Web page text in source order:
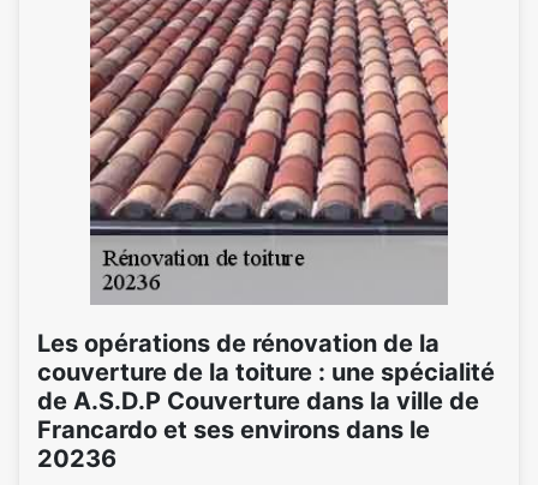
Les opérations de rénovation de la
couverture de la toiture : une spécialité
de A.S.D.P Couverture dans la ville de
Francardo et ses environs dans le
20236